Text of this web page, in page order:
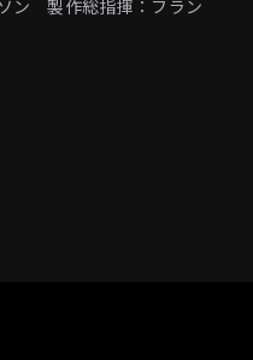
ン 製作総指揮：フラン